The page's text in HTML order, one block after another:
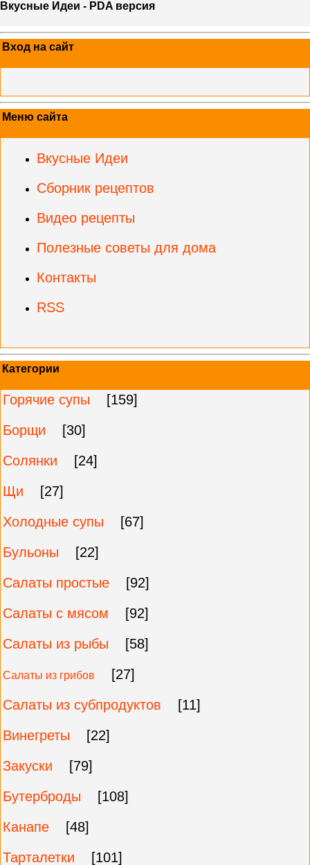
Вкусные Идеи - PDA версия
Вход на сайт
Меню сайта
Вкусные Идеи
Сборник рецептов
Видео рецепты
Полезные советы для дома
Контакты
RSS
Категории
Горячие супы
[159]
Борщи
[30]
Солянки
[24]
Щи
[27]
Холодные супы
[67]
Бульоны
[22]
Салаты простые
[92]
Салаты с мясом
[92]
Салаты из рыбы
[58]
Салаты из грибов
[27]
Салаты из субпродуктов
[11]
Винегреты
[22]
Закуски
[79]
Бутерброды
[108]
Канапе
[48]
Тарталетки
[101]